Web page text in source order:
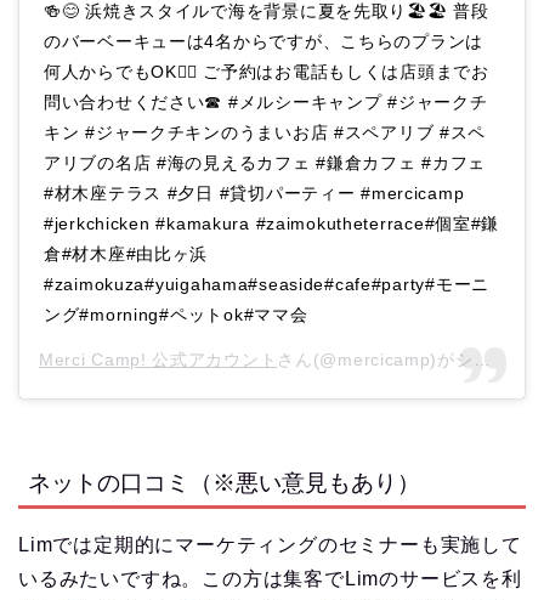
🍻😊 浜焼きスタイルで海を背景に夏を先取り🏖🏖 普段
のバーベーキューは4名からですが、こちらのプランは
何人からでもOK🙆‍♀️ ご予約はお電話もしくは店頭までお
問い合わせください☎︎ #メルシーキャンプ #ジャークチ
キン #ジャークチキンのうまいお店 #スペアリブ #スペ
アリブの名店 #海の見えるカフェ #鎌倉カフェ #カフェ
#材木座テラス #夕日 #貸切パーティー #mercicamp
#jerkchicken #kamakura #zaimokutheterrace#個室#鎌
倉#材木座#由比ヶ浜
#zaimokuza#yuigahama#seaside#cafe#party#モーニ
ング#morning#ペットok#ママ会
Merci Camp! 公式アカウント さん(@mercicamp)がシェアした投稿 –
ネットの口コミ（※悪い意見もあり）
Limでは定期的にマーケティングのセミナーも実施して
いるみたいですね。この方は集客でLimのサービスを利